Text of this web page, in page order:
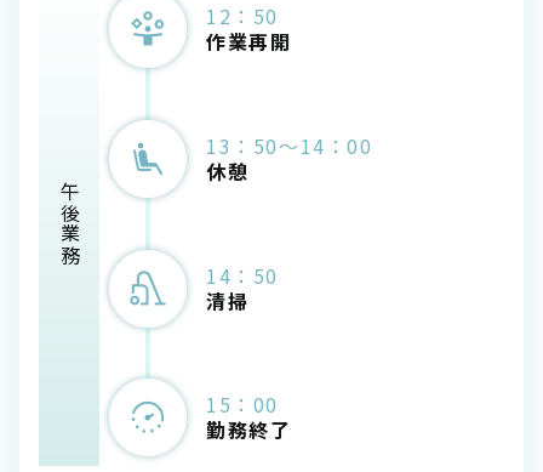
午後業務
12：50
作業再開
13：50～14：00
休憩
14：50
清掃
15：00
勤務終了